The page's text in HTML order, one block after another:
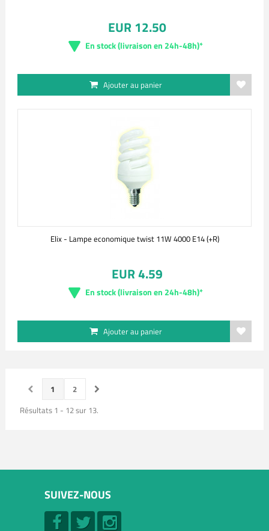
EUR 12.50
En stock (livraison en 24h-48h)*
Ajouter au panier
Elix - Lampe economique twist 11W 4000 E14 (+R)
EUR 4.59
En stock (livraison en 24h-48h)*
Ajouter au panier
1
2
Résultats 1 - 12 sur 13.
SUIVEZ-NOUS